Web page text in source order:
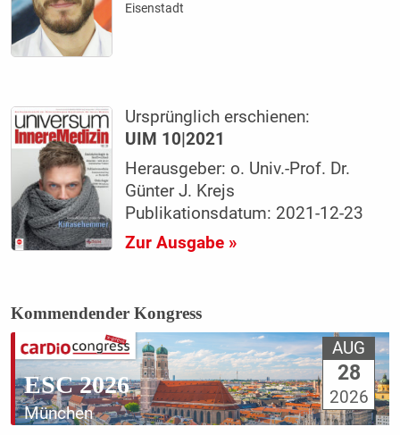
Eisenstadt
Ursprünglich erschienen:
UIM 10|2021
Herausgeber: o. Univ.-Prof. Dr.
Günter J. Krejs
Publikationsdatum: 2021-12-23
Zur Ausgabe »
Kommendender Kongress
ESC 2026
München
AUG
28
2026